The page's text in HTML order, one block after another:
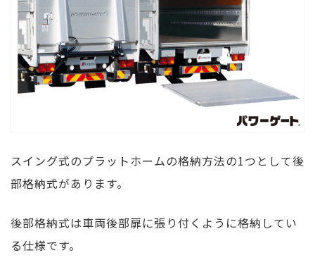
スイング式のプラットホームの格納方法の1つとして後
部格納式があります。
後部格納式は車両後部扉に張り付くように格納してい
る仕様です。